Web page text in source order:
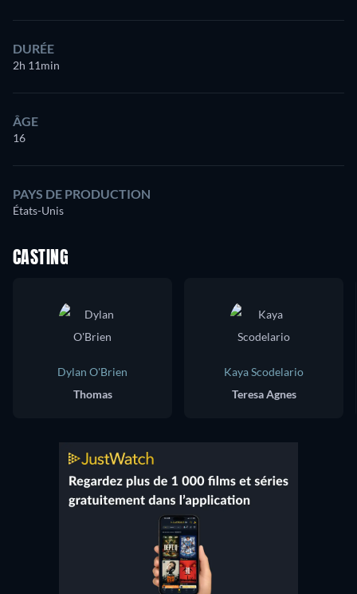
DURÉE
2h 11min
ÂGE
16
PAYS DE PRODUCTION
États-Unis
CASTING
Dylan O'Brien
Thomas
Kaya Scodelario
Teresa Agnes